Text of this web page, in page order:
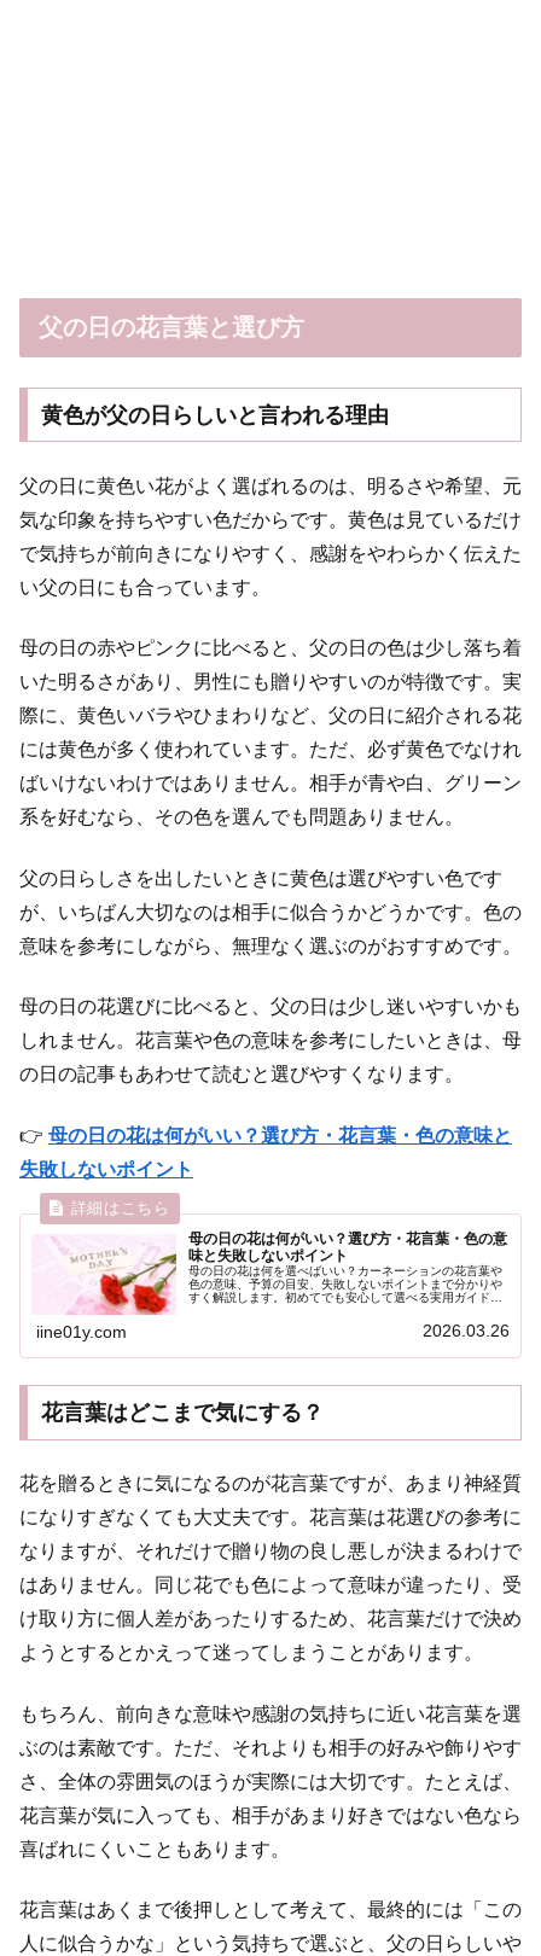
父の日の花言葉と選び方
黄色が父の日らしいと言われる理由
父の日に黄色い花がよく選ばれるのは、明るさや希望、元
気な印象を持ちやすい色だからです。黄色は見ているだけ
で気持ちが前向きになりやすく、感謝をやわらかく伝えた
い父の日にも合っています。
母の日の赤やピンクに比べると、父の日の色は少し落ち着
いた明るさがあり、男性にも贈りやすいのが特徴です。実
際に、黄色いバラやひまわりなど、父の日に紹介される花
には黄色が多く使われています。ただ、必ず黄色でなけれ
ばいけないわけではありません。相手が青や白、グリーン
系を好むなら、その色を選んでも問題ありません。
父の日らしさを出したいときに黄色は選びやすい色です
が、いちばん大切なのは相手に似合うかどうかです。色の
意味を参考にしながら、無理なく選ぶのがおすすめです。
母の日の花選びに比べると、父の日は少し迷いやすいかも
しれません。花言葉や色の意味を参考にしたいときは、母
の日の記事もあわせて読むと選びやすくなります。
👉 母の日の花は何がいい？選び方・花言葉・色の意味と
失敗しないポイント
母の日の花は何がいい？選び方・花言葉・色の意
味と失敗しないポイント
母の日の花は何を選べばいい？カーネーションの花言葉や
色の意味、予算の目安、失敗しないポイントまで分かりや
すく解説します。初めてでも安心して選べる実用ガイドで
iine01y.com 2026.03.26
花言葉はどこまで気にする？
花を贈るときに気になるのが花言葉ですが、あまり神経質
になりすぎなくても大丈夫です。花言葉は花選びの参考に
なりますが、それだけで贈り物の良し悪しが決まるわけで
はありません。同じ花でも色によって意味が違ったり、受
け取り方に個人差があったりするため、花言葉だけで決め
ようとするとかえって迷ってしまうことがあります。
もちろん、前向きな意味や感謝の気持ちに近い花言葉を選
ぶのは素敵です。ただ、それよりも相手の好みや飾りやす
さ、全体の雰囲気のほうが実際には大切です。たとえば、
花言葉が気に入っても、相手があまり好きではない色なら
喜ばれにくいこともあります。
花言葉はあくまで後押しとして考えて、最終的には「この
人に似合うかな」という気持ちで選ぶと、父の日らしいや